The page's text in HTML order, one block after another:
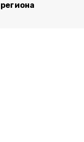
региона